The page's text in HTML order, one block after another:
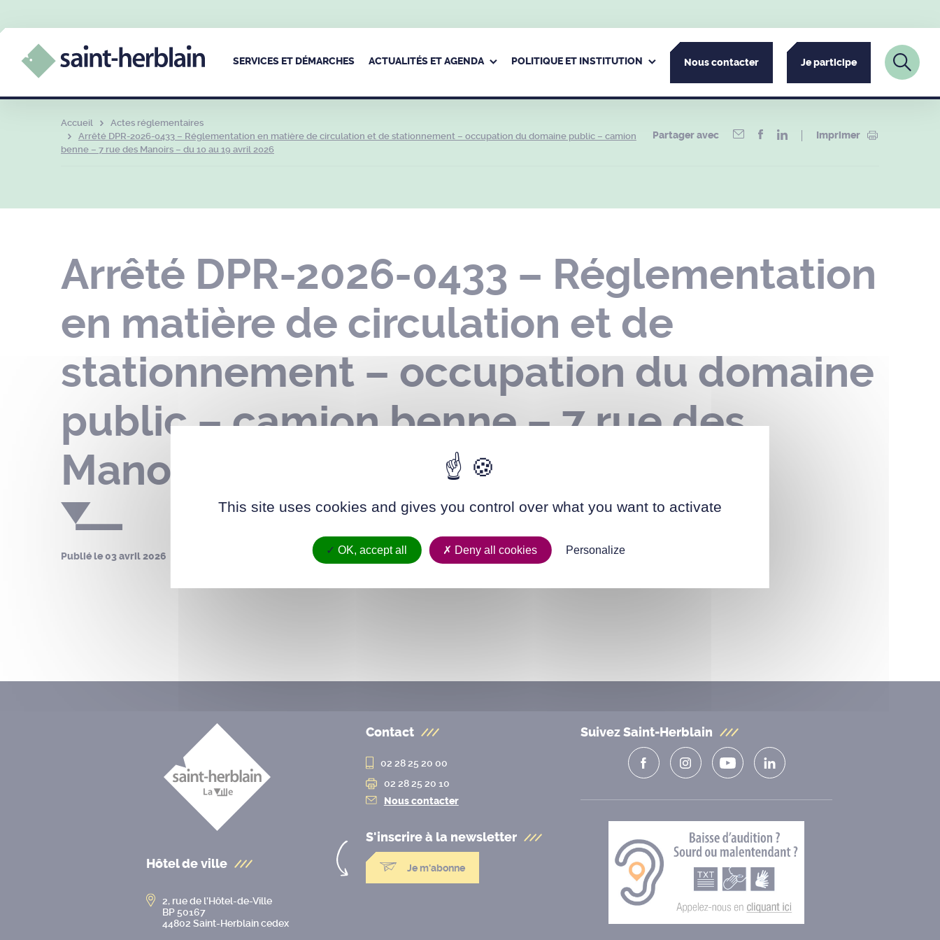
SERVICES ET DÉMARCHES ACTUALITÉS ET AGENDA POLITIQUE ET INSTITUTION Nous contacter Je participe
Accueil
Actes réglementaires
Arrêté DPR-2026-0433 – Réglementation en matière de circulation et de stationnement – occupation du domaine public – camion
benne – 7 rue des Manoirs – du 10 au 19 avril 2026
Partager avec Imprimer
Arrêté DPR-2026-0433 – Réglementation
en matière de circulation et de
stationnement – occupation du domaine
public – camion benne – 7 rue des
Manoirs – du 10 au 19 avril 2026
Publié le03 avril 2026
Hôtel de ville
2, rue de l’Hôtel-de-Ville
BP 50167
44802 Saint-Herblain cedex
Contact
02 28 25 20 00
02 28 25 20 10
Nous contacter
S'inscrire à la newsletter
Je m'abonne
Suivez Saint-Herblain
This site uses cookies and gives you control over what you want to activate
OK, accept all Deny all cookies Personalize